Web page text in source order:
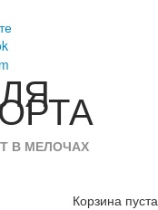
В МЕЛОЧАХ
Корзина пуста